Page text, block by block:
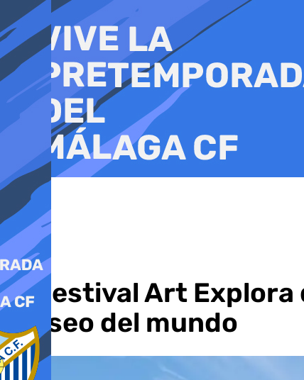
al
contenido
El Festival Art
museo del mundo